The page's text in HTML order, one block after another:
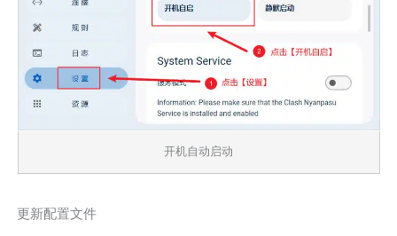
开机自动启动
更新配置文件